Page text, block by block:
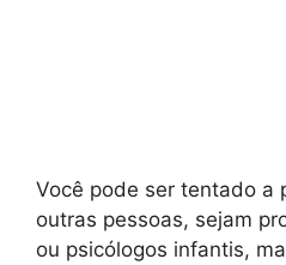
Você pode ser tentado a
outras pessoas, sejam
ou psicólogos infantis,